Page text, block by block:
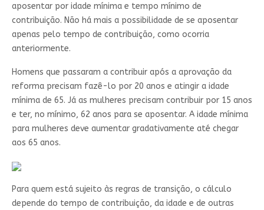
aposentar por idade mínima e tempo mínimo de
contribuição. Não há mais a possibilidade de se aposentar
apenas pelo tempo de contribuição, como ocorria
anteriormente.
Homens que passaram a contribuir após a aprovação da
reforma precisam fazê-lo por 20 anos e atingir a idade
mínima de 65. Já as mulheres precisam contribuir por 15 anos
e ter, no mínimo, 62 anos para se aposentar. A idade mínima
para mulheres deve aumentar gradativamente até chegar
aos 65 anos.
Para quem está sujeito às regras de transição, o cálculo
depende do tempo de contribuição, da idade e de outras